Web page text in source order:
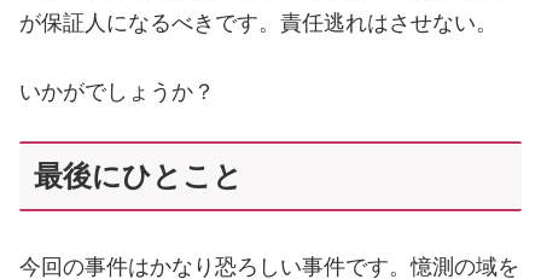
が保証人になるべきです。責任逃れはさせない。
いかがでしょうか？
最後にひとこと
今回の事件はかなり恐ろしい事件です。憶測の域を